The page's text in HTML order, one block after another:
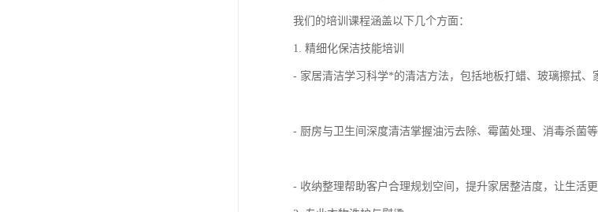
我们的培训课程涵盖以下几个方面：
1. 精细化保洁技能培训
- 家居清洁学习科学*的清洁方法，包括地板打蜡、玻璃擦拭、
- 厨房与卫生间深度清洁掌握油污去除、霉菌处理、消毒杀菌
- 收纳整理帮助客户合理规划空间，提升家居整洁度，让生活更